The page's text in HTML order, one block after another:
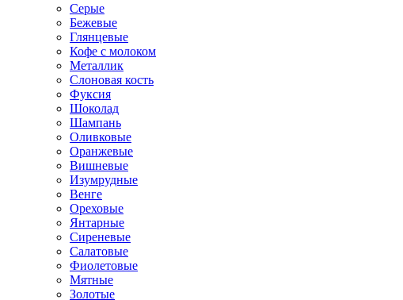
Серые
Бежевые
Глянцевые
Кофе с молоком
Металлик
Слоновая кость
Фуксия
Шоколад
Шампань
Оливковые
Оранжевые
Вишневые
Изумрудные
Венге
Ореховые
Янтарные
Сиреневые
Салатовые
Фиолетовые
Мятные
Золотые